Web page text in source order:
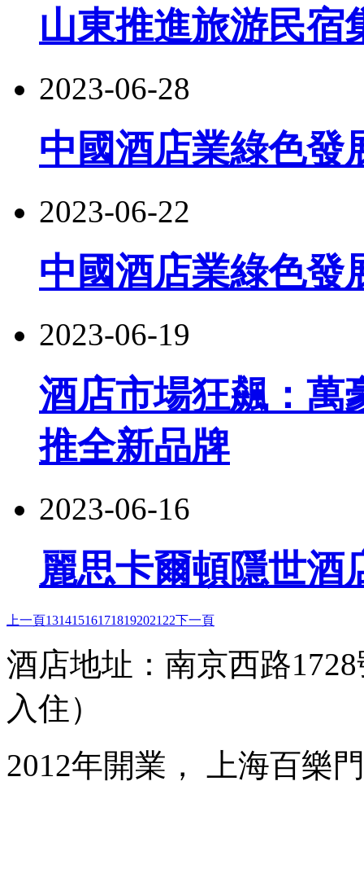
山東推進旅游民宿
2023-06-28
中國酒店業綠色發
2023-06-22
中國酒店業綠色發
2023-06-19
酒店市場狂飆：萬
推全新品牌
2023-06-16
麗思卡爾頓隱世酒
上一頁131415161718192021 22下一頁
酒店地址：南京西路
入住）
2012年開業， 上海百